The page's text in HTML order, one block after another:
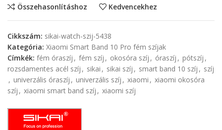
Összehasonlításhoz Kedvencekhez
Cikkszám: sikai-watch-szij-5438
Kategória: Xiaomi Smart Band 10 Pro fém szíjak
Címkék: fém óraszíj , fém szíj , okosóra szíj , óraszíj , pótszíj ,
rozsdamentes acél szíj , sikai , sikai szíj , smart band 10 szíj , szíj
, univerzális óraszíj , univerzális szíj , xiaomi , xiaomi okosóra
szíj , xiaomi smart band szíj , xiaomi szíj